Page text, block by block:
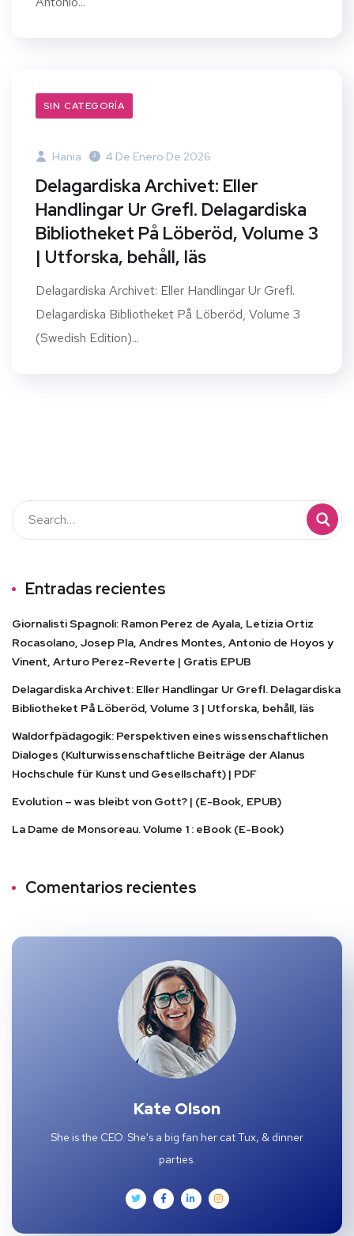
SIN CATEGORÍA
Hania 4 De Enero De 2026
Delagardiska Archivet: Eller
Handlingar Ur Grefl. Delagardiska
Bibliotheket På Löberöd, Volume 3
| Utforska, behåll, läs
Delagardiska Archivet: Eller Handlingar Ur Grefl.
Delagardiska Bibliotheket På Löberöd, Volume 3
(Swedish Edition)...
Entradas recientes
Giornalisti Spagnoli: Ramon Perez de Ayala, Letizia Ortiz
Rocasolano, Josep Pla, Andres Montes, Antonio de Hoyos y
Vinent, Arturo Perez-Reverte | Gratis EPUB
Delagardiska Archivet: Eller Handlingar Ur Grefl. Delagardiska
Bibliotheket På Löberöd, Volume 3 | Utforska, behåll, läs
Waldorfpädagogik: Perspektiven eines wissenschaftlichen
Dialoges (Kulturwissenschaftliche Beiträge der Alanus
Hochschule für Kunst und Gesellschaft) | PDF
Evolution – was bleibt von Gott? | (E-Book, EPUB)
La Dame de Monsoreau. Volume 1 : eBook (E-Book)
Comentarios recientes
Kate Olson
She is the CEO. She's a big fan her cat Tux, & dinner
parties.